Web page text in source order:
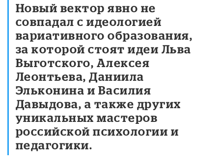
Новый вектор явно не
совпадал с идеологией
вариативного образования,
за которой стоят идеи Льва
Выготского, Алексея
Леонтьева, Даниила
Эльконина и Василия
Давыдова, а также других
уникальных мастеров
российской психологии и
педагогики.